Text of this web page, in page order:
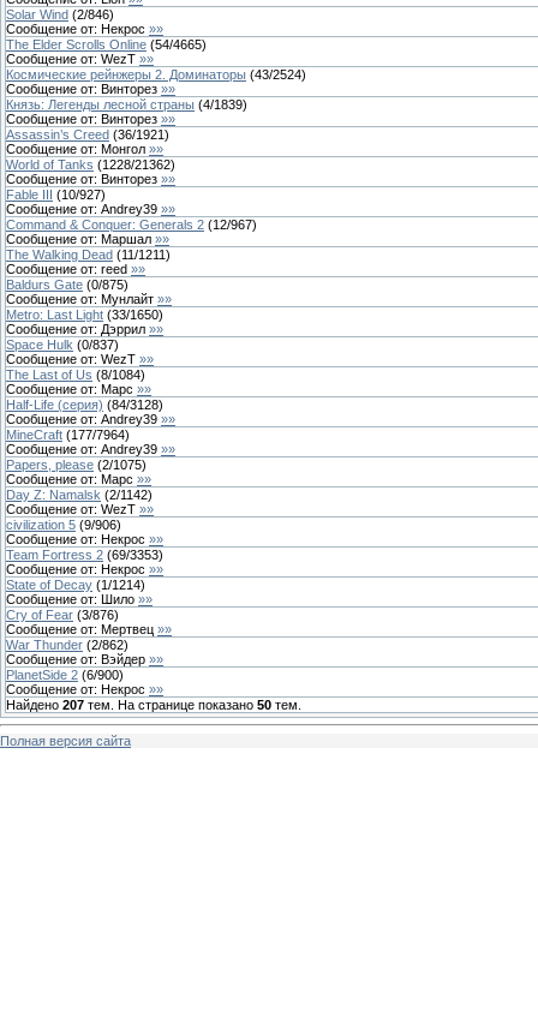
Solar Wind (2/846)
Сообщение от: Некрос »»
The Elder Scrolls Online (54/4665)
Сообщение от: WezT »»
Космические рейнжеры 2. Доминаторы (43/2524)
Сообщение от: Винторез »»
Князь: Легенды лесной страны (4/1839)
Сообщение от: Винторез »»
Assassin’s Creed (36/1921)
Сообщение от: Монгол »»
World of Tanks (1228/21362)
Сообщение от: Винторез »»
Fable III (10/927)
Сообщение от: Andrey39 »»
Command & Conquer: Generals 2 (12/967)
Сообщение от: Маршал »»
The Walking Dead (11/1211)
Сообщение от: reed »»
Baldurs Gate (0/875)
Сообщение от: Мунлайт »»
Metro: Last Light (33/1650)
Сообщение от: Дэррил »»
Space Hulk (0/837)
Сообщение от: WezT »»
The Last of Us (8/1084)
Сообщение от: Марс »»
Half-Life (серия) (84/3128)
Сообщение от: Andrey39 »»
MineCraft (177/7964)
Сообщение от: Andrey39 »»
Papers, please (2/1075)
Сообщение от: Марс »»
Day Z: Namalsk (2/1142)
Сообщение от: WezT »»
civilization 5 (9/906)
Сообщение от: Некрос »»
Team Fortress 2 (69/3353)
Сообщение от: Некрос »»
State of Decay (1/1214)
Сообщение от: Шило »»
Cry of Fear (3/876)
Сообщение от: Мертвец »»
War Thunder (2/862)
Сообщение от: Вэйдер »»
PlanetSide 2 (6/900)
Сообщение от: Некрос »»
Найдено 207 тем. На странице показано 50 тем.
Полная версия сайта